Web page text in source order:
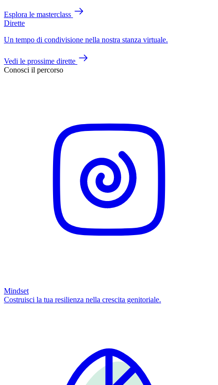
Esplora le masterclass
Dirette
Un tempo di condivisione nella nostra stanza virtuale.
Vedi le prossime dirette
Conosci il percorso
Mindset
Costruisci la tua resilienza nella crescita genitoriale.